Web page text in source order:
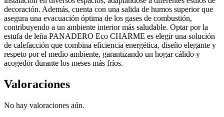
decoración. Además, cuenta con una salida de humos superior que
asegura una evacuación óptima de los gases de combustión,
contribuyendo a un ambiente interior más saludable. Optar por la
estufa de leña PANADERO Eco CHARME es elegir una solución
de calefacción que combina eficiencia energética, diseño elegante y
respeto por el medio ambiente, garantizando un hogar cálido y
acogedor durante los meses más fríos.
Valoraciones
No hay valoraciones aún.